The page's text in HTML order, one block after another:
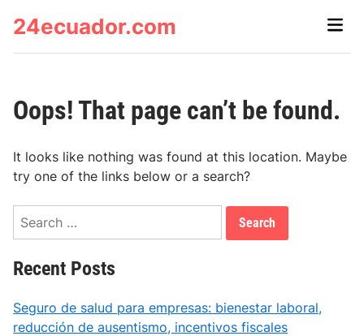
24ecuador.com
Main
Oops! That page can’t be found.
It looks like nothing was found at this location. Maybe
try one of the links below or a search?
Search
Recent Posts
Seguro de salud para empresas: bienestar laboral,
reducción de ausentismo, incentivos fiscales